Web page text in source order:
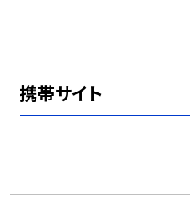
携帯サイト